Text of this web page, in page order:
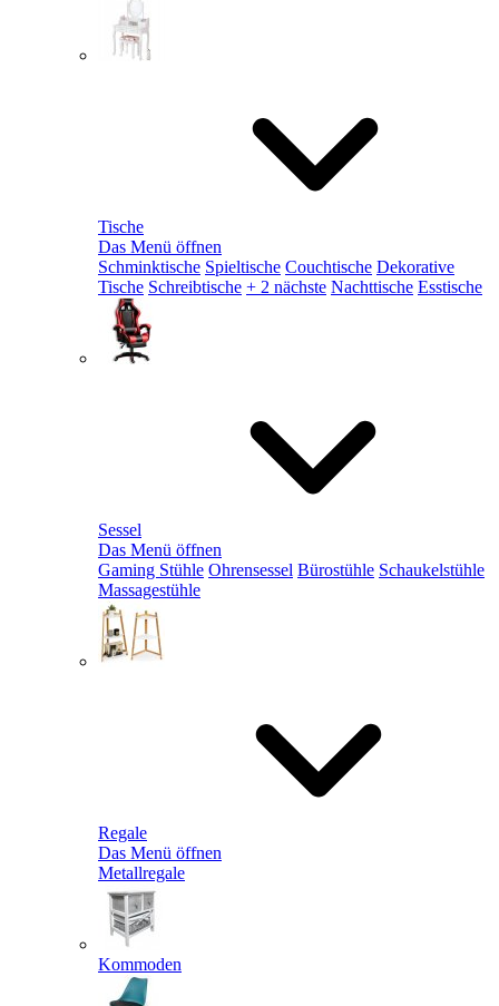
Tische
Das Menü öffnen
Schminktische Spieltische Couchtische Dekorative
Tische Schreibtische + 2 nächste Nachttische Esstische
Sessel
Das Menü öffnen
Gaming Stühle Ohrensessel Bürostühle Schaukelstühle
Massagestühle
Regale
Das Menü öffnen
Metallregale
Kommoden